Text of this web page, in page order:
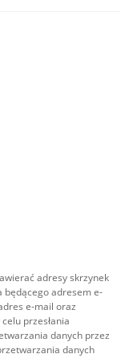
adresy skrzynek
będącego adresem e-
e-mail oraz
przesłania
danych przez
danych